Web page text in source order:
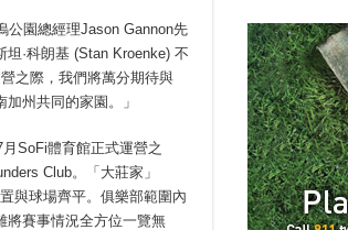
公園總經理Jason Gannon先
·科朗基 (Stan Kroenke) 不
之際，我們將萬分期待與
州共同的家園。」
SoFi體育館正式運營之
Club。「大莊家」
與球場齊平。俱樂部範圍內
將賽事情況全方位一覽無